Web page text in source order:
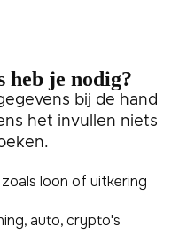
heb je nodig?
bij de hand
het invullen niets
loon of uitkering
auto, crypto's